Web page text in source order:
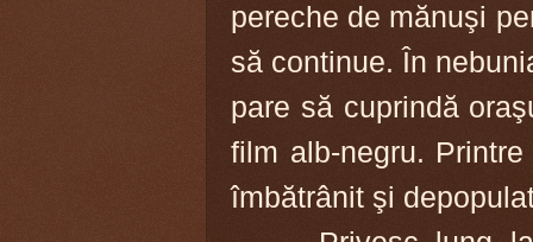
pereche de mănuşi
să continue. În
pare să cuprindă
film alb-negru.
îmbătrânit şi